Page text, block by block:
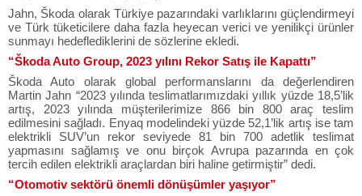
Jahn, Škoda olarak Türkiye pazarındaki varlıklarını güçlendirmeyi
ve Türk tüketicilere daha fazla heyecan verici ve yenilikçi ürünler
sunmayı hedeflediklerini de sözlerine ekledi.
“Škoda Auto Group, 2023 yılını Rekor Satış ile Kapattı”
Škoda Auto olarak global performanslarını da değerlendiren
Martin Jahn “2023 yılında teslimatlarımızdaki yıllık yüzde 18,5’lik
artış, 2023 yılında müşterilerimize 866 bin 800 araç teslim
edilmesini sağladı. Enyaq modelindeki yüzde 52,1’lik artış ise tam
elektrikli SUV’un rekor seviyede 81 bin 700 adetlik teslimat
yapmasını sağlamış ve onu birçok Avrupa pazarında en çok
tercih edilen elektrikli araçlardan biri haline getirmiştir” dedi.
“Otomotiv sektörü önemli dönüşümler yaşıyor”